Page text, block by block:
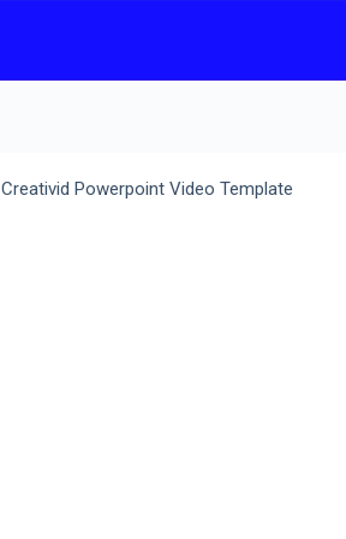
Creativid Powerpoint Video Template